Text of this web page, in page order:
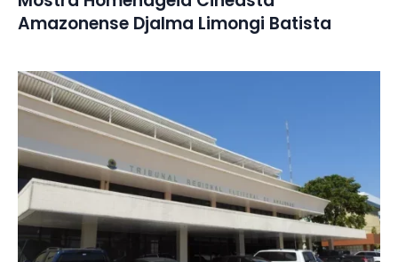
Amazonense Djalma Limongi Batista